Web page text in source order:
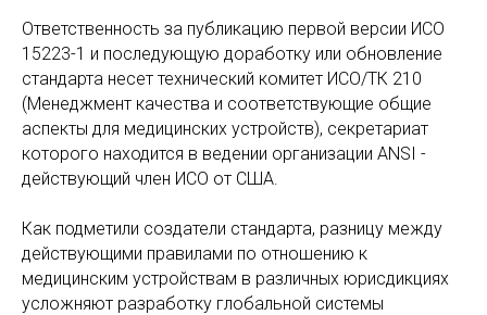
Ответственность за публикацию первой версии ИСО
15223-1 и последующую доработку или обновление
стандарта несет технический комитет ИСО/ТК 210
(Менеджмент качества и соответствующие общие
аспекты для медицинских устройств), секретариат
которого находится в ведении организации ANSI -
действующий член ИСО от США.
Как подметили создатели стандарта, разницу между
действующими правилами по отношению к
медицинским устройствам в различных юрисдикциях
усложняют разработку глобальной системы